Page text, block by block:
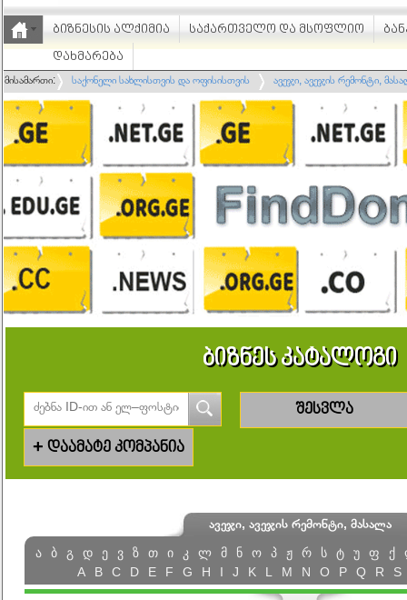
ბიზნესის ალქიმია საქართველო და მსოფლიო
დახმარება
მისამართი: საქონელი სახლისთვის და ოფისისთვის ავეჯი, ავეჯის რემონტი,
ბიზნეს კატალოგი
შესვლა
+ დაამატე კომპანია
ავეჯი, ავეჯის რემონტი, მასალა
ა
ბ გ დ ე ვ ზ თ ი კ ლ მ ნ ო პ ჟ რ ს ტ უ ფ ქ
A
B C D E F G H I J K L M N O P Q R S